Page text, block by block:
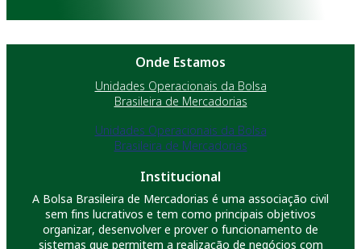
Onde Estamos
Unidades Operacionais da Bolsa
Brasileira de Mercadorias
Unidades Operacionais da Bolsa
Brasileira de Mercadorias
Institucional
A Bolsa Brasileira de Mercadorias é uma associação civil
sem fins lucrativos e tem como principais objetivos
organizar, desenvolver e prover o funcionamento de
sistemas que permitem a realização de negócios com